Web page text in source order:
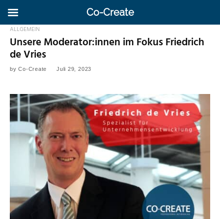
ALLGEMEIN
Unsere Moderator:innen im Fokus Friedrich
de Vries
byCo-Create Juli 29, 2023
Co-Create